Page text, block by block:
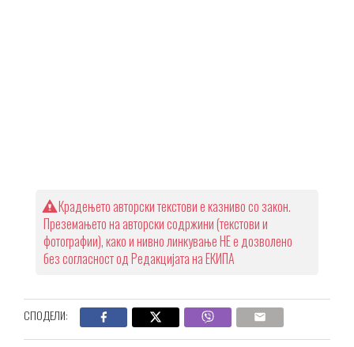
Крадењето авторски текстови е казниво со закон.
Преземањето на авторски содржини (текстови и
фотографии), како и нивно линкување НЕ е дозволено
без согласност од Редакцијата на ЕКИПА
СПОДЕЛИ: